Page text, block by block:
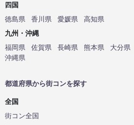
四国
徳島県
香川県 愛媛県
高知県
九州・沖縄
福岡県
佐賀県 長崎県 熊本県 大分県
沖縄県
都道府県から街コンを探す
全国
街コン全国